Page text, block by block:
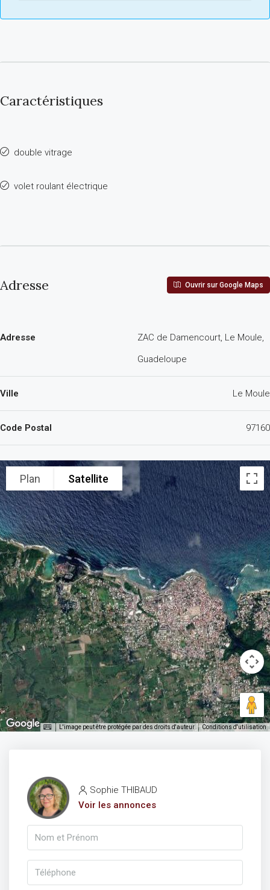
Caractéristiques
double vitrage
volet roulant électrique
Adresse Ouvrir sur Google Maps
Adresse
ZAC de Damencourt, Le Moule,
Guadeloupe
Ville Le Moule
Code Postal 97160
Plan Satellite
L'image peut être protégée par des droits d'auteur Conditions d'utilisation
Sophie THIBAUD
Voir les annonces